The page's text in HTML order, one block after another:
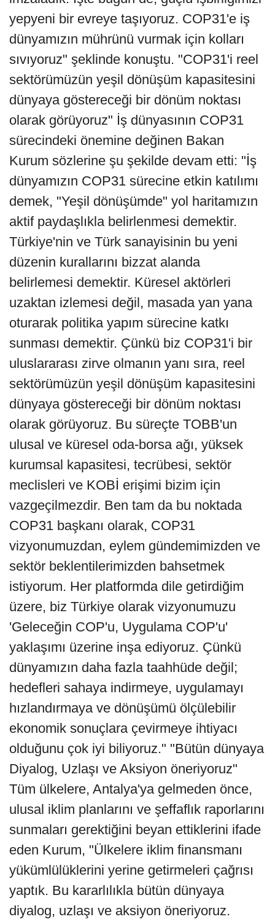
yepyeni bir evreye taşıyoruz. COP31'e iş
dünyamızın mührünü vurmak için kolları
sıvıyoruz" şeklinde konuştu. "COP31'i reel
sektörümüzün yeşil dönüşüm kapasitesini
dünyaya göstereceği bir dönüm noktası
olarak görüyoruz" İş dünyasının COP31
sürecindeki önemine değinen Bakan
Kurum sözlerine şu şekilde devam etti: "İş
dünyamızın COP31 sürecine etkin katılımı
demek, "Yeşil dönüşümde" yol haritamızın
aktif paydaşlıkla belirlenmesi demektir.
Türkiye'nin ve Türk sanayisinin bu yeni
düzenin kurallarını bizzat alanda
belirlemesi demektir. Küresel aktörleri
uzaktan izlemesi değil, masada yan yana
oturarak politika yapım sürecine katkı
sunması demektir. Çünkü biz COP31'i bir
uluslararası zirve olmanın yanı sıra, reel
sektörümüzün yeşil dönüşüm kapasitesini
dünyaya göstereceği bir dönüm noktası
olarak görüyoruz. Bu süreçte TOBB'un
ulusal ve küresel oda-borsa ağı, yüksek
kurumsal kapasitesi, tecrübesi, sektör
meclisleri ve KOBİ erişimi bizim için
vazgeçilmezdir. Ben tam da bu noktada
COP31 başkanı olarak, COP31
vizyonumuzdan, eylem gündemimizden ve
sektör beklentilerimizden bahsetmek
istiyorum. Her platformda dile getirdiğim
üzere, biz Türkiye olarak vizyonumuzu
'Geleceğin COP'u, Uygulama COP'u'
yaklaşımı üzerine inşa ediyoruz. Çünkü
dünyamızın daha fazla taahhüde değil;
hedefleri sahaya indirmeye, uygulamayı
hızlandırmaya ve dönüşümü ölçülebilir
ekonomik sonuçlara çevirmeye ihtiyacı
olduğunu çok iyi biliyoruz." "Bütün dünyaya
Diyalog, Uzlaşı ve Aksiyon öneriyoruz"
Tüm ülkelere, Antalya'ya gelmeden önce,
ulusal iklim planlarını ve şeffaflık raporlarını
sunmaları gerektiğini beyan ettiklerini ifade
eden Kurum, "Ülkelere iklim finansmanı
yükümlülüklerini yerine getirmeleri çağrısı
yaptık. Bu kararlılıkla bütün dünyaya
diyalog, uzlaşı ve aksiyon öneriyoruz.